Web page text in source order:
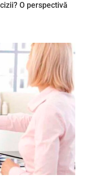
O perspectivă